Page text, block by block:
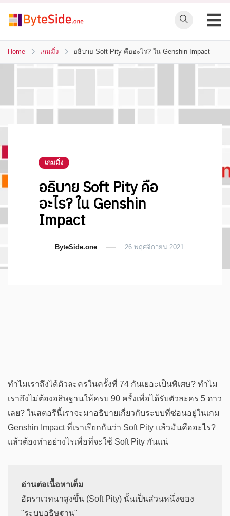
ByteSide.one
เว็บไซต์ข่าวล่าสุดที่
เข้าใจคุณ และ
Home เกมมิ่ง อธิบาย Soft Pity คืออะไร? ใน Genshin Impact
เกมมิ่ง
อธิบาย Soft Pity คือ
อะไร? ใน Genshin
Impact
ByteSide.one 26 พฤศจิกายน 2021
ทำไมเราถึงได้ตัวละครในครั้งที่ 74 กันเยอะเป็นพิเศษ? ทำไม
เราถึงไม่ต้องอธิษฐานให้ครบ 90 ครั้งเพื่อได้รับตัวละคร 5 ดาว
เลย? ในสตอรีนี้เราจะมาอธิบายเกี่ยวกับระบบที่ซ่อนอยู่ในเกม
Genshin Impact ที่เราเรียกกันว่า Soft Pity แล้วมันคืออะไร?
แล้วต้องทำอย่างไรเพื่อที่จะใช้ Soft Pity กันแน่
อ่านต่อเนื้อหาเต็ม
อัตราเวทนาสูงขึ้น (Soft Pity) นั้นเป็นส่วนหนึ่งของ
"ระบบอธิษฐาน"